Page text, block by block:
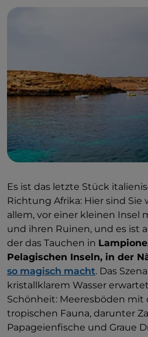
Es ist das letzte Stück
Richtung Afrika: Hier sind
allem, vor einer kleinen
und ihren Ruinen, und es ist
der das Tauchen in
Pelagischen Inseln, in der
so magisch macht. Das
kristallklarem Wasser
Schönheit: Meeresböden mit
tropischen Fauna, darunter
Papageienfische und Graue